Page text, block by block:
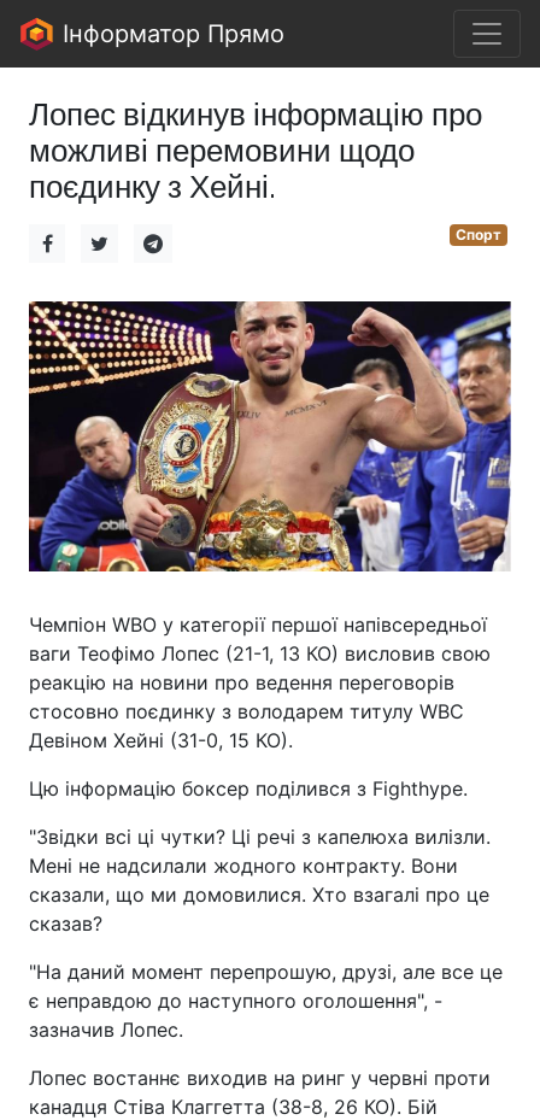
Інформатор Прямо
Лопес відкинув інформацію про
можливі перемовини щодо
поєдинку з Хейні.
Спорт
Чемпіон WBO у категорії першої напівсередньої
ваги Теофімо Лопес (21-1, 13 КО) висловив свою
реакцію на новини про ведення переговорів
стосовно поєдинку з володарем титулу WBC
Девіном Хейні (31-0, 15 КО).
Цю інформацію боксер поділився з Fighthype.
"Звідки всі ці чутки? Ці речі з капелюха вилізли.
Мені не надсилали жодного контракту. Вони
сказали, що ми домовилися. Хто взагалі про це
сказав?
"На даний момент перепрошую, друзі, але все це
є неправдою до наступного оголошення", -
зазначив Лопес.
Лопес востаннє виходив на ринг у червні проти
канадця Стіва Клаггетта (38-8, 26 КО). Бій